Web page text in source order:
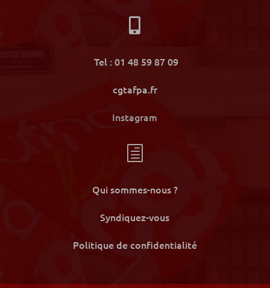

Tel : 01 48 59 87 09
cgtafpa.fr
Instagram
h
Qui sommes-nous ?
Syndiquez-vous
Politique de confidentialité